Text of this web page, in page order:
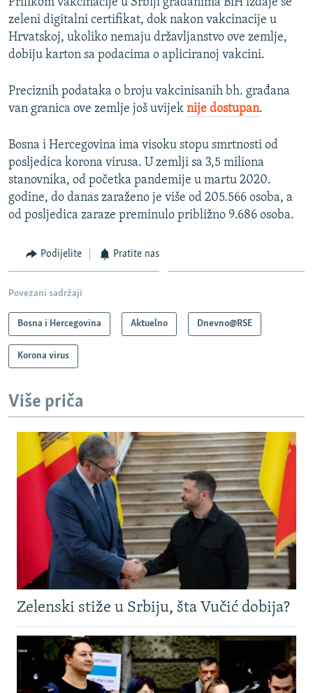
zeleni digitalni certifikat, dok nakon vakcinacije u
Hrvatskoj, ukoliko nemaju državljanstvo ove zemlje,
dobiju karton sa podacima o apliciranoj vakcini.
Preciznih podataka o broju vakcinisanih bh. građana
van granica ove zemlje još uvijek nije dostupan.
Bosna i Hercegovina ima visoku stopu smrtnosti od
posljedica korona virusa. U zemlji sa 3,5 miliona
stanovnika, od početka pandemije u martu 2020.
godine, do danas zaraženo je više od 205.566 osoba, a
od posljedica zaraze preminulo približno 9.686 osoba.
Podijelite Pratite nas
Povezani sadržaji
Bosna i Hercegovina Aktuelno Dnevno@RSE
Korona virus
Više priča
Zelenski stiže u Srbiju, šta Vučić dobija?